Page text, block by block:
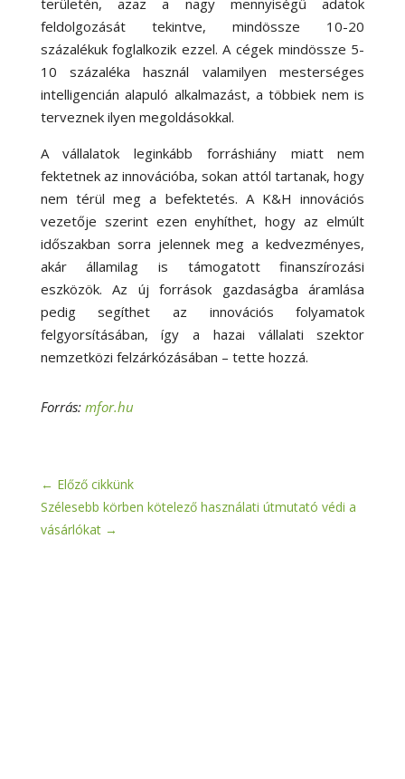
területén, azaz a nagy mennyiségű adatok
feldolgozását tekintve, mindössze 10-20
százalékuk foglalkozik ezzel. A cégek mindössze 5-
10 százaléka használ valamilyen mesterséges
intelligencián alapuló alkalmazást, a többiek nem is
terveznek ilyen megoldásokkal.
A vállalatok leginkább forráshiány miatt nem
fektetnek az innovációba, sokan attól tartanak, hogy
nem térül meg a befektetés. A K&H innovációs
vezetője szerint ezen enyhíthet, hogy az elmúlt
időszakban sorra jelennek meg a kedvezményes,
akár államilag is támogatott finanszírozási
eszközök. Az új források gazdaságba áramlása
pedig segíthet az innovációs folyamatok
felgyorsításában, így a hazai vállalati szektor
nemzetközi felzárkózásában – tette hozzá.
Forrás: mfor.hu
← Előző cikkünk
Szélesebb körben kötelező használati útmutató védi a
vásárlókat→